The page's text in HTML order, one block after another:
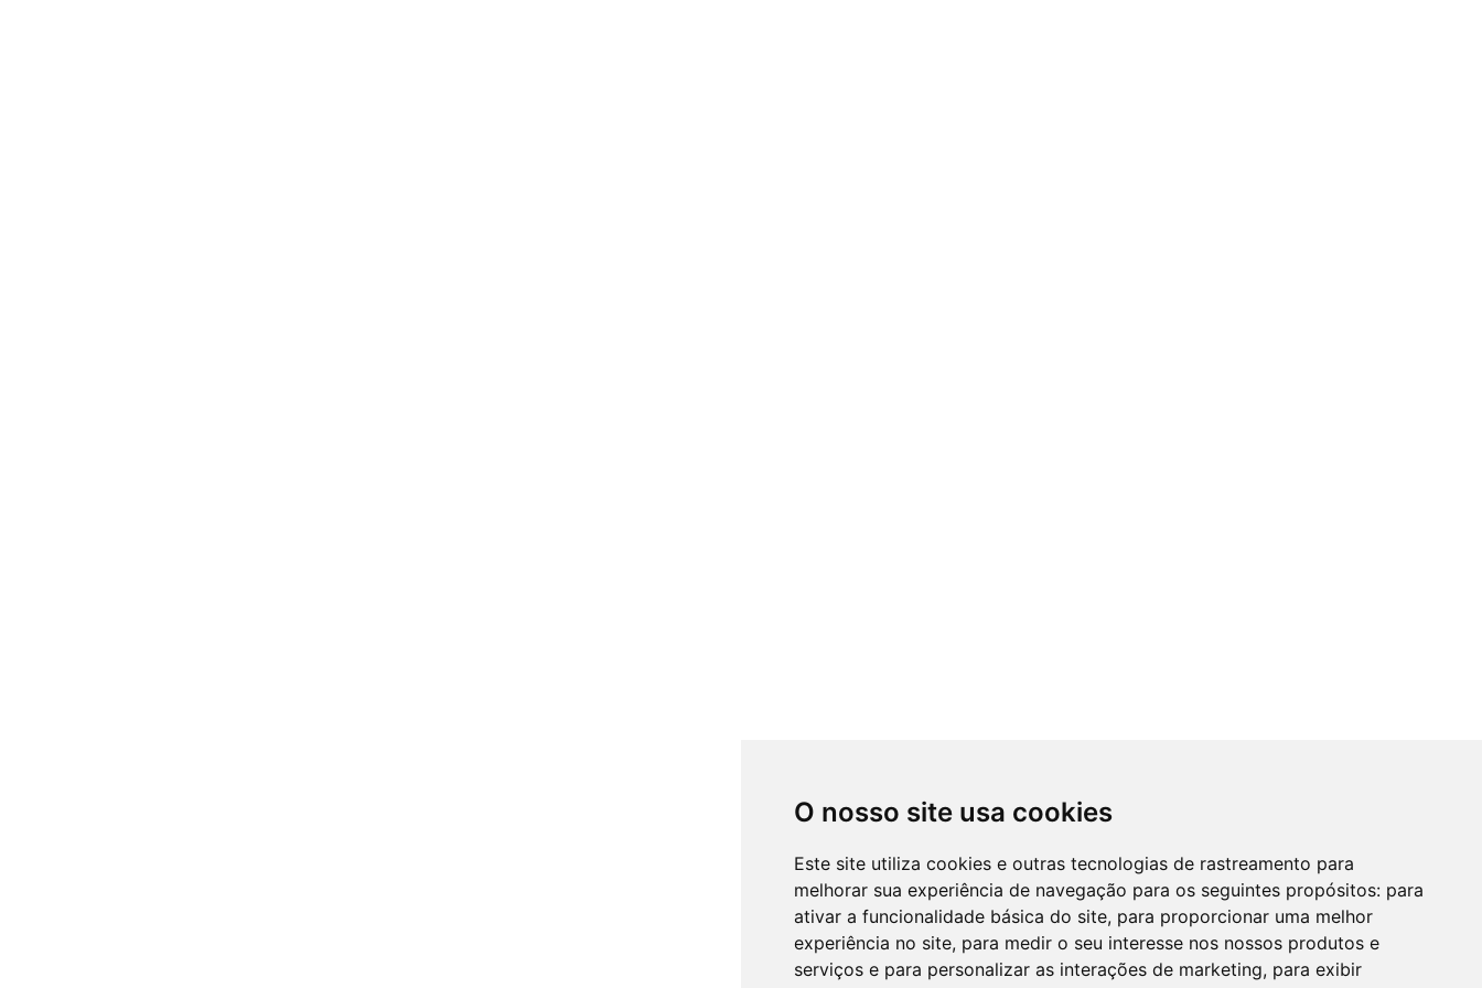
O nosso site usa cookies
Este site utiliza cookies e outras tecnologias de rastreamento para
melhorar sua experiência de navegação para os seguintes propósitos: para
ativar a funcionalidade básica do site, para proporcionar uma melhor
experiência no site, para medir o seu interesse nos nossos produtos e
serviços e para personalizar as interações de marketing, para exibir